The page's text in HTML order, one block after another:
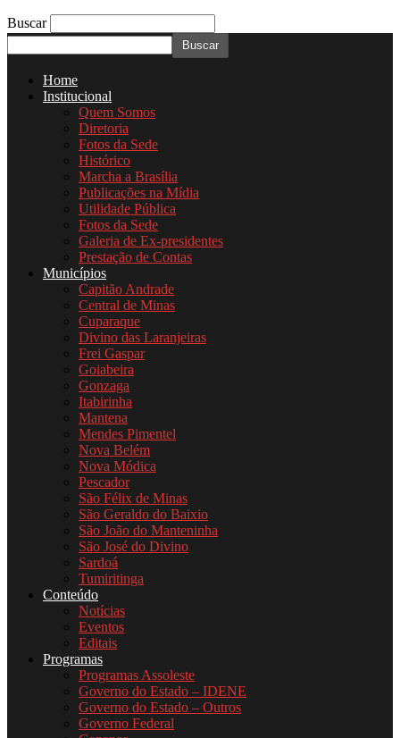
Buscar
Home
Institucional
Quem Somos
Diretoria
Fotos da Sede
Histórico
Marcha a Brasília
Publicações na Mídia
Utilidade Pública
Fotos da Sede
Galeria de Ex-presidentes
Prestação de Contas
Municípios
Capitão Andrade
Central de Minas
Cuparaque
Divino das Laranjeiras
Frei Gaspar
Goiabeira
Gonzaga
Itabirinha
Mantena
Mendes Pimentel
Nova Belém
Nova Módica
Pescador
São Félix de Minas
São Geraldo do Baixio
São João do Manteninha
São José do Divino
Sardoá
Tumiritinga
Conteúdo
Notícias
Eventos
Editais
Programas
Programas Assoleste
Governo do Estado – IDENE
Governo do Estado – Outros
Governo Federal